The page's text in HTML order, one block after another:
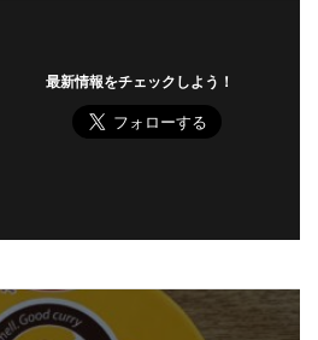
最新情報をチェックしよう！